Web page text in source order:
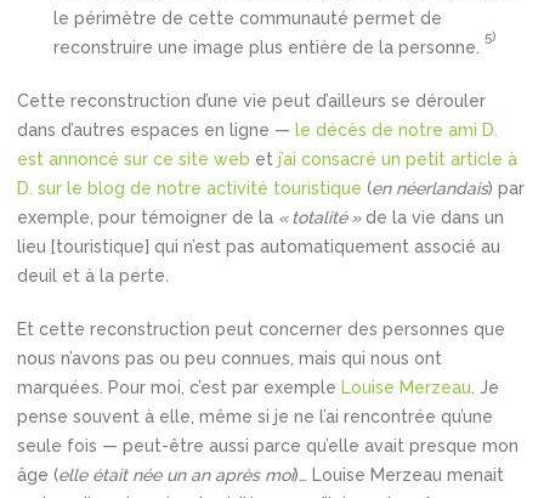
le périmètre de cette communauté permet de
reconstruire une image plus entière de la personne.
5)
Cette reconstruction d’une vie peut d’ailleurs se dérouler
dans d’autres espaces en ligne — le décès de notre ami D.
est annoncé sur ce site web et j’ai consacré un petit article à
D. sur le blog de notre activité touristique (en néerlandais) par
exemple, pour témoigner de la « totalité »de la vie dans un
lieu [touristique] qui n’est pas automatiquement associé au
deuil et à la perte.
Et cette reconstruction peut concerner des personnes que
nous n’avons pas ou peu connues, mais qui nous ont
marquées. Pour moi, c’est par exemple Louise Merzeau . Je
pense souvent à elle, même si je ne l’ai rencontrée qu’une
seule fois — peut-être aussi parce qu’elle avait presque mon
âge (elle était née un an après moi)… Louise Merzeau menait